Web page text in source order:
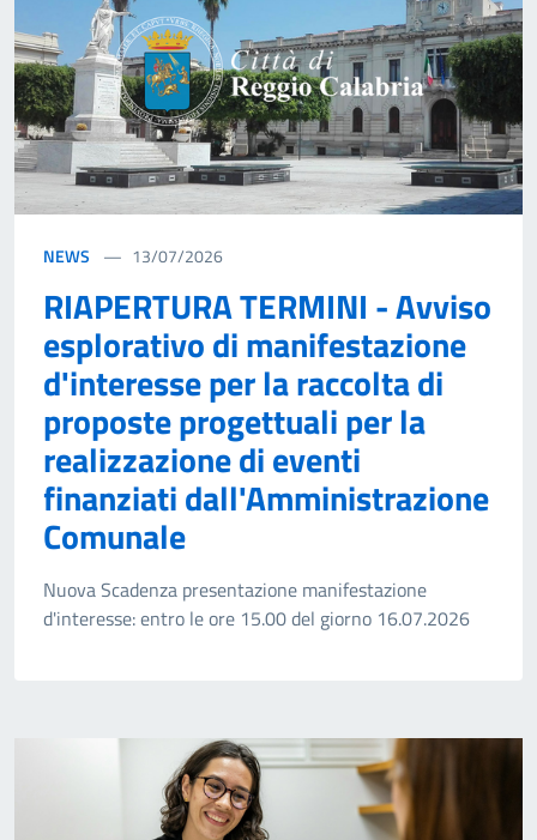
NEWS 13/07/2026
RIAPERTURA TERMINI - Avviso
esplorativo di manifestazione
d'interesse per la raccolta di
proposte progettuali per la
realizzazione di eventi
finanziati dall'Amministrazione
Comunale
Nuova Scadenza presentazione manifestazione
d'interesse: entro le ore 15.00 del giorno 16.07.2026